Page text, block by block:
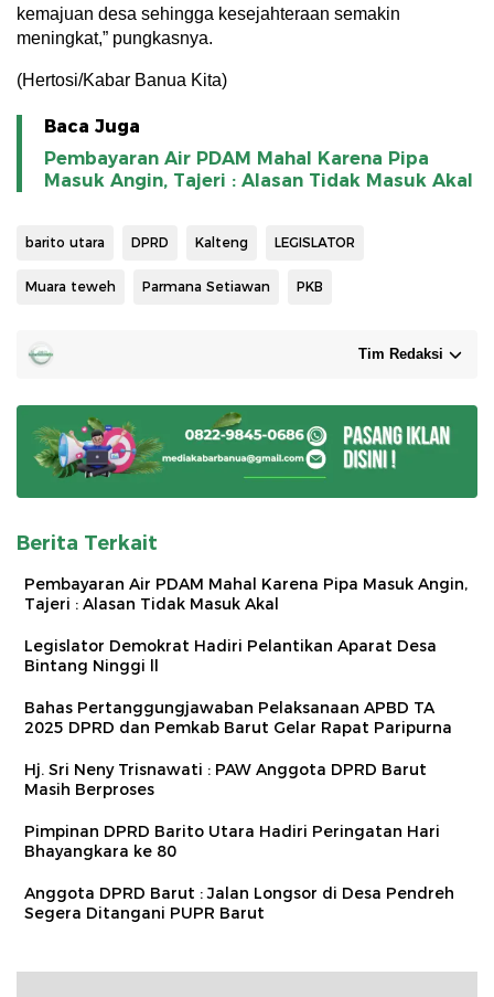
kemajuan desa sehingga kesejahteraan semakin
meningkat,” pungkasnya.
(Hertosi/Kabar Banua Kita)
Baca Juga
Pembayaran Air PDAM Mahal Karena Pipa
Masuk Angin, Tajeri : Alasan Tidak Masuk Akal
barito utara DPRD Kalteng LEGISLATOR
Muara teweh Parmana Setiawan PKB
Tim Redaksi
Berita Terkait
Pembayaran Air PDAM Mahal Karena Pipa Masuk Angin,
Tajeri : Alasan Tidak Masuk Akal
Legislator Demokrat Hadiri Pelantikan Aparat Desa
Bintang Ninggi ll
Bahas Pertanggungjawaban Pelaksanaan APBD TA
2025 DPRD dan Pemkab Barut Gelar Rapat Paripurna
Hj. Sri Neny Trisnawati : PAW Anggota DPRD Barut
Masih Berproses
Pimpinan DPRD Barito Utara Hadiri Peringatan Hari
Bhayangkara ke 80
Anggota DPRD Barut : Jalan Longsor di Desa Pendreh
Segera Ditangani PUPR Barut